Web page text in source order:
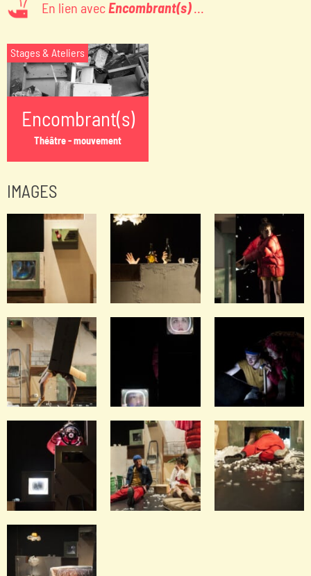
En lien avec Encombrant(s)...
Stages & Ateliers
Encombrant(s)
Théâtre - mouvement
IMAGES